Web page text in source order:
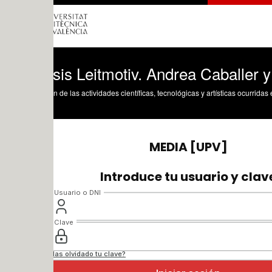
Leitmotiv. Andrea Caballer y
de las actividades científicas, tecnológicas y artísticas ocurridas en los tres